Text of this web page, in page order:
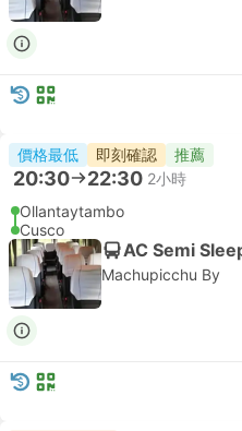
價格最低 即刻確認 推薦
20:30 22:30 2小時
Ollantaytambo
Cusco
AC Semi
Machupicchu By